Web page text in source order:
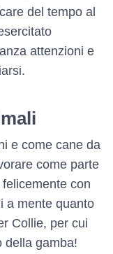
del tempo al
attenzioni e
e come cane da
come parte
con
a mente quanto
Collie, per cui
della gamba!